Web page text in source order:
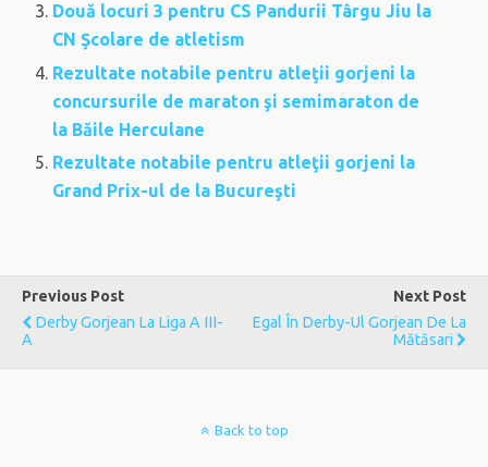
Două locuri 3 pentru CS Pandurii Târgu Jiu la
CN Şcolare de atletism
Rezultate notabile pentru atleţii gorjeni la
concursurile de maraton şi semimaraton de
la Băile Herculane
Rezultate notabile pentru atleţii gorjeni la
Grand Prix-ul de la Bucureşti
Previous Post
Derby Gorjean La Liga A III-
A
Next Post
Egal În Derby-Ul Gorjean De La
Mătăsari
Back to top